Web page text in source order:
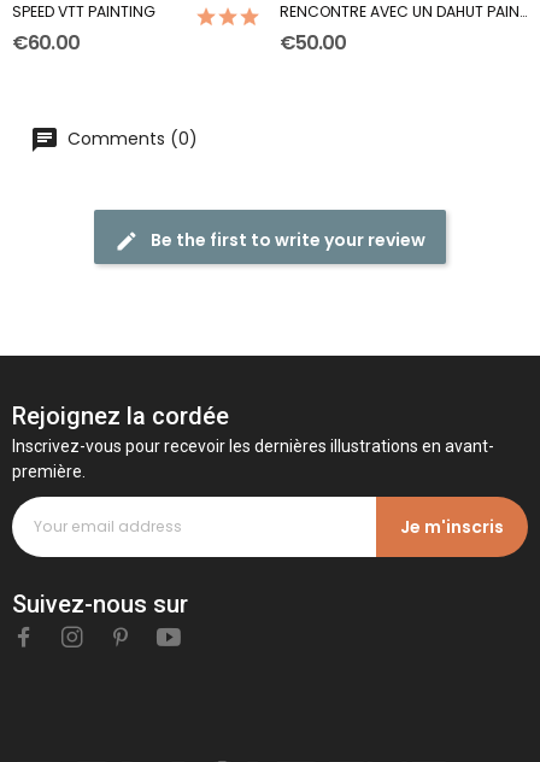
SPEED VTT PAINTING (1)
€60.00
RENCONTRE AVEC UN DAHUT PAINTING
€50.00
Comments (0)
Be the first to write your review
Rejoignez la cordée
Inscrivez-vous pour recevoir les dernières illustrations en avant-
première.
Je m'inscris
Suivez-nous sur